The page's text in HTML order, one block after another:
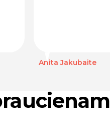
Anita Jakubaite